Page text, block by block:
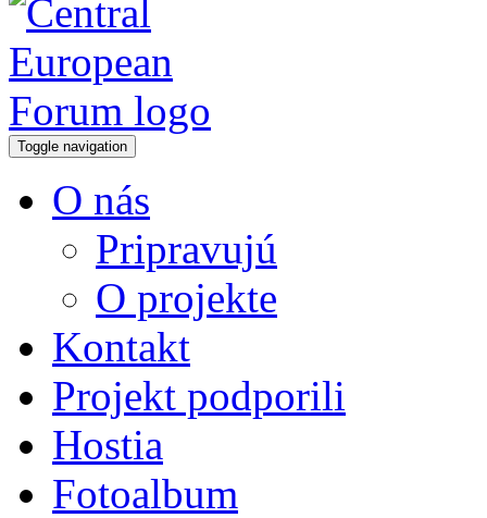
Toggle navigation
O nás
Pripravujú
O projekte
Kontakt
Projekt podporili
Hostia
Fotoalbum